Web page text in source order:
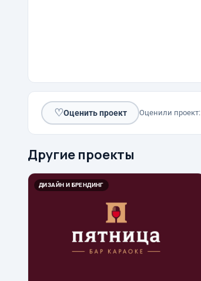
♡Оценить проект Оценили проект:
Другие проекты
ДИЗАЙН И БРЕНДИНГ